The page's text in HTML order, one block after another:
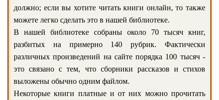
должно; если вы хотите читать книги онлайн, то также
можете легко сделать это в нашей библиотеке.
В нашей библиотеке собраны около 70 тысяч книг,
разбитых на примерно 140 рубрик. Фактически
различных произведений на сайте порядка 100 тысяч -
это связано с тем, что сборники рассказов и стихов
выложены обычно одним файлом.
Некоторые книги платные и от них можно прочитать